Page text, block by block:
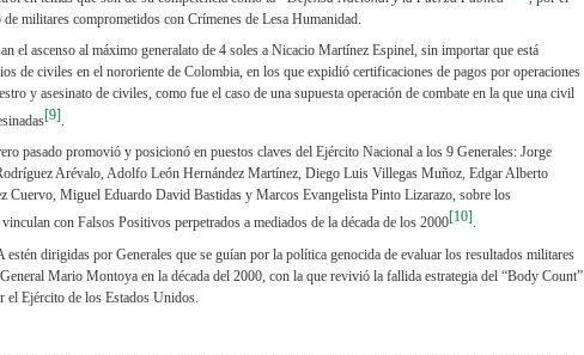
militares comprometidos con Crímenes de Lesa Humanidad.
el ascenso al máximo generalato de 4 soles a Nicacio Martínez Espinel, sin importar que está
de civiles en el nororiente de Colombia, en los que expidió certificaciones de pagos por operaciones
y asesinato de civiles, como fue el caso de una supuesta operación de combate en la que una civil
[9].
pasado promovió y posicionó en puestos claves del Ejército Nacional a los 9 Generales: Jorge
Arévalo, Adolfo León Hernández Martínez, Diego Luis Villegas Muñoz, Edgar Alberto
Cuervo, Miguel Eduardo David Bastidas y Marcos Evangelista Pinto Lizarazo, sobre los
con Falsos Positivos perpetrados a mediados de la década de los 2000[10].
dirigidas por Generales que se guían por la política genocida de evaluar los resultados militares
Mario Montoya en la década del 2000, con la que revivió la fallida estrategia del “Body Count”
el Ejército de los Estados Unidos.